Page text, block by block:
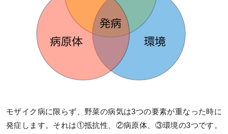
モザイク病に限らず、野菜の病気は3つの要素が重なった時に
発症します。それは①抵抗性、②病原体、③環境の3つです。